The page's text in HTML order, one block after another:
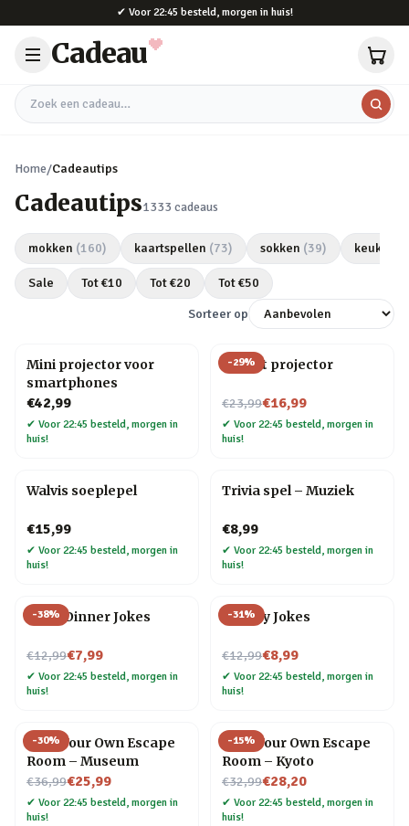
✔ Voor 22:45 besteld, morgen in huis!
Cadeau
Zoek een cadeau
Home/Cadeautips
Cadeautips1333 cadeaus
mokken (160) kaartspellen (73) sokken (39)
Sale Tot €10 Tot €20 Tot €50
Sorteer op
Mini projector voor
smartphones
€42,99
✔ Voor 22:45 besteld, morgen in
huis!
-29%
Olifant projector
€23,99
Nu voor€16,99
✔ Voor 22:45 besteld, morgen in
huis!
Walvis soeplepel
€15,99
✔ Voor 22:45 besteld, morgen in
huis!
Trivia spel – Muziek
€8,99
✔ Voor 22:45 besteld, morgen in
huis!
-38%
After Dinner Jokes
€12,99
Nu voor€7,99
✔ Voor 22:45 besteld, morgen in
huis!
-31%
Cheesy Jokes
€12,99
Nu voor€8,99
✔ Voor 22:45 besteld, morgen in
huis!
-30%
Host Your Own Escape
Room – Museum
€36,99
Nu voor€25,99
✔ Voor 22:45 besteld, morgen in
huis!
-15%
Host Your Own Escape
Room – Kyoto
€32,99
Nu voor€28,20
✔ Voor 22:45 besteld, morgen in
huis!